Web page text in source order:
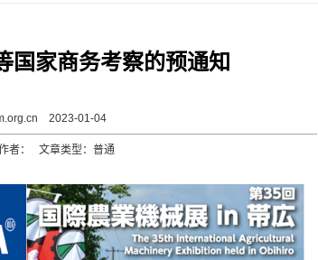
国家商务考察的预通知
2023-01-04
者： 文章类型：普通